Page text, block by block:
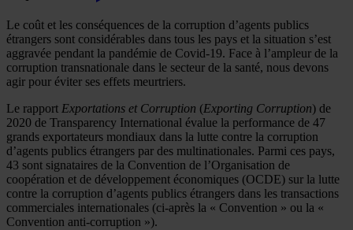
Le coût et les conséquences de la corruption d’agents publics
étrangers sont considérables dans tous les pays et la situation s’est
aggravée pendant la pandémie de Covid-19. Face à l’ampleur de la
corruption transnationale dans le secteur de la santé, nous devons
agir pour éviter ses effets meurtriers.
Le rapport Exportations et Corruption (Exporting Corruption) de
2020 de Transparency International évalue la performance de 47
grands exportateurs mondiaux dans la lutte contre la corruption
d’agents publics étrangers par des multinationales. Parmi ces pays,
43 sont signataires de la Convention de l’Organisation de
coopération et de développement économiques (OCDE) sur la lutte
contre la corruption d’agents publics étrangers dans les transactions
commerciales internationales (ci-après la « Convention » ou la «
Convention anti-corruption »).